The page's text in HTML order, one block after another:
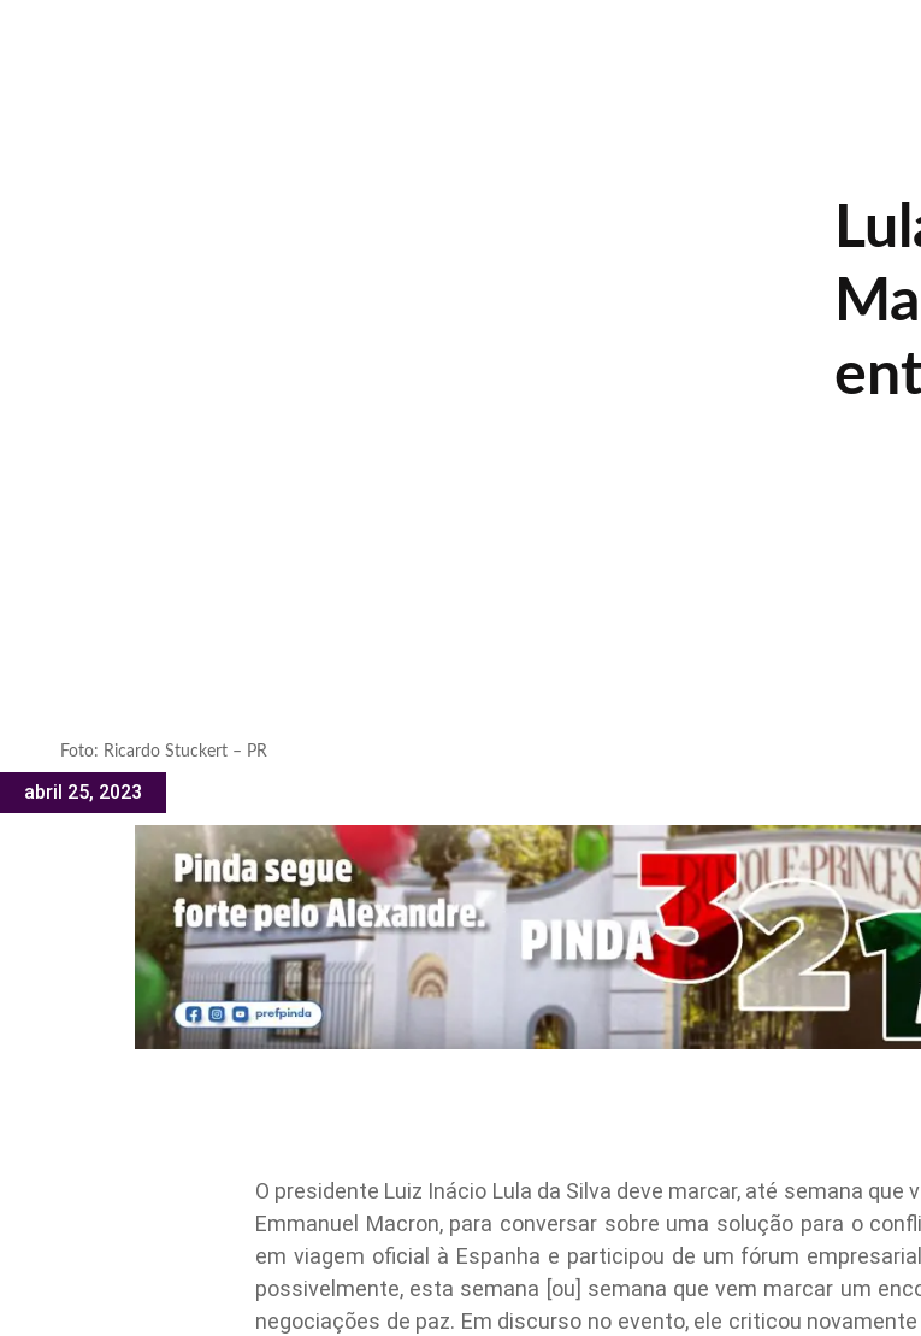
Foto: Ricardo Stuckert – PR
abril 25, 2023
O presidente Luiz Inácio Lula da Silva deve marcar, até semana
Emmanuel Macron, para conversar sobre uma solução para o
em viagem oficial à Espanha e participou de um fórum
possivelmente, esta semana [ou] semana que vem marcar um
negociações de paz. Em discurso no evento, ele criticou